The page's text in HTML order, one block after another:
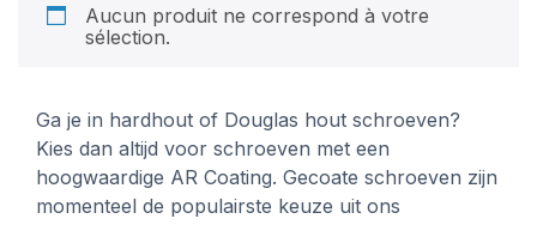
Aucun produit ne correspond à votre
sélection.
Ga je in hardhout of Douglas hout schroeven?
Kies dan altijd voor schroeven met een
hoogwaardige AR Coating. Gecoate schroeven zijn
momenteel de populairste keuze uit ons